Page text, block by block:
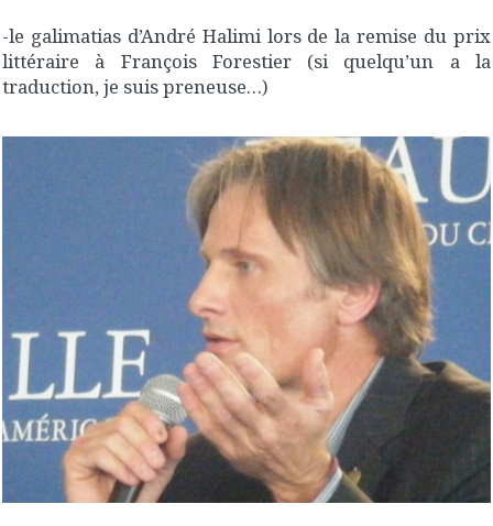
-le galimatias d’André Halimi lors de la remise du prix
littéraire à François Forestier (si quelqu’un a la
traduction, je suis preneuse…)